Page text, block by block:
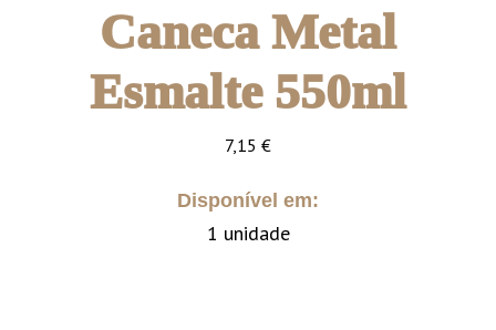
Caneca Metal
Esmalte 550ml
7,15 €
Disponível em:
1 unidade